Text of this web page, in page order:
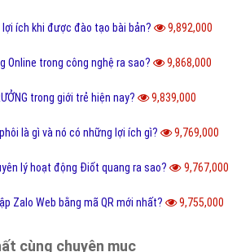
ích khi được đào tạo bài bản? 9,892,000
Online trong công nghệ ra sao? 9,868,000
trong giới trẻ hiện nay? 9,839,000
là gì và nó có những lợi ích gì? 9,769,000
lý hoạt động Điốt quang ra sao? 9,767,000
Zalo Web bằng mã QR mới nhất? 9,755,000
cùng chuyên mục